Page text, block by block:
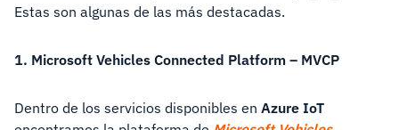
Estas son algunas de las más destacadas.
1. Microsoft Vehicles Connected Platform – MVCP
Dentro de los servicios disponibles en Azure IoT